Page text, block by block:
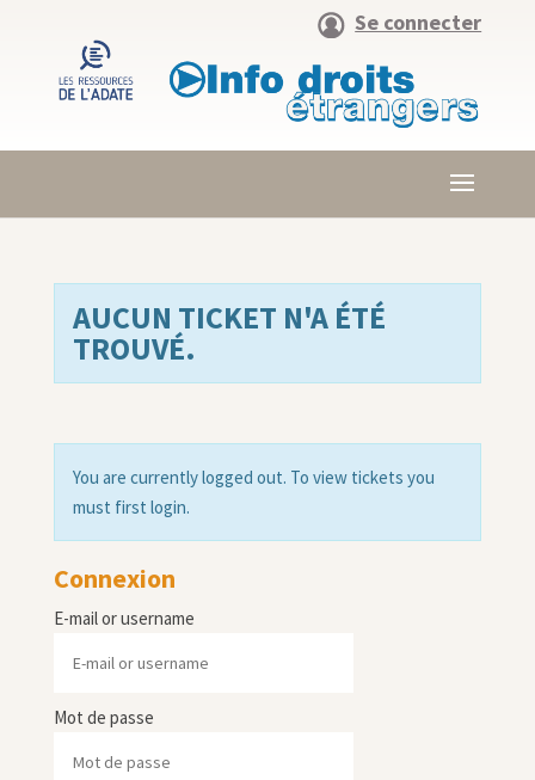
Se connecter
AUCUN TICKET N'A ÉTÉ
TROUVÉ.
You are currently logged out. To view tickets you
must first login.
Connexion
E-mail or username
Mot de passe